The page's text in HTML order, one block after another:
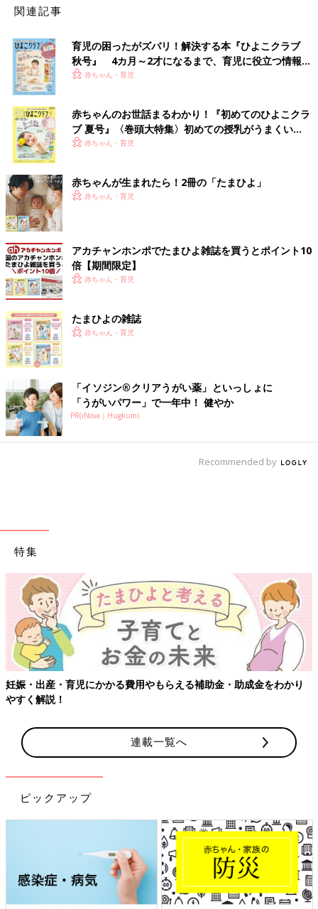
関連記事
育児の困ったがズバリ！解決する本『ひよこクラブ
秋号』 4カ月～2才になるまで、育児に役立つ情報が
いっぱい！
赤ちゃん・育児
赤ちゃんのお世話まるわかり！『初めてのひよこクラ
ブ 夏号』〈巻頭大特集〉初めての授乳がうまくい
く！ おっぱい・ミルクの基本と夏のトラブル 解決テ
赤ちゃん・育児
赤ちゃんが生まれたら！2冊の「たまひよ」
赤ちゃん・育児
アカチャンホンポでたまひよ雑誌を買うとポイント10
倍【期間限定】
赤ちゃん・育児
たまひよの雑誌
赤ちゃん・育児
「イソジン®クリアうがい薬」といっしょに
「うがいパワー」で一年中！ 健やか
PR(iNova｜Hugkum)
Recommended by
特集
妊娠・出産・育児にかかる費用やもらえる補助金・助成金をわかり
やすく解説！
連載一覧へ
ピックアップ